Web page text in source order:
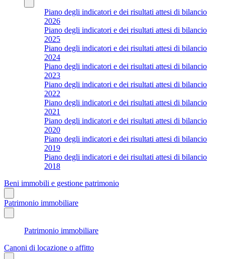
Piano degli indicatori e dei risultati attesi di bilancio
2026
Piano degli indicatori e dei risultati attesi di bilancio
2025
Piano degli indicatori e dei risultati attesi di bilancio
2024
Piano degli indicatori e dei risultati attesi di bilancio
2023
Piano degli indicatori e dei risultati attesi di bilancio
2022
Piano degli indicatori e dei risultati attesi di bilancio
2021
Piano degli indicatori e dei risultati attesi di bilancio
2020
Piano degli indicatori e dei risultati attesi di bilancio
2019
Piano degli indicatori e dei risultati attesi di bilancio
2018
Beni immobili e gestione patrimonio
Patrimonio immobiliare
Patrimonio immobiliare
Canoni di locazione o affitto